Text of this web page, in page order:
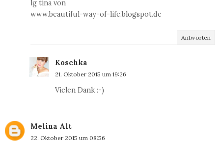
lg tina von
www.beautiful-way-of-life.blogspot.de
Antworten
Koschka
21. Oktober 2015 um 19:26
Vielen Dank :-)
Melina Alt
22. Oktober 2015 um 08:56